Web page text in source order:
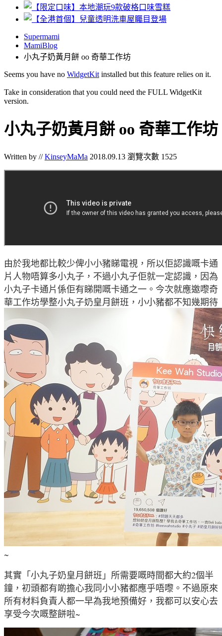
Supermami
MamiBlog
小丸子奶黃月餅 oo 奇華工作坊
Seems you have no WidgetKit installed but this feature relies on it.
Take in consideration that you could need the FULL WidgetKit
version.
小丸子奶黃月餅 oo 奇華工作坊
Written by //KinseyMaMa 2018.09.13 瀏覽次數 1525
由於我地都比較少俾小小豬睇電視，所以佢認識嘅卡通
片人物唔算多小丸子，不過小丸子佢就一定認識，因為
小丸子卡通片係佢有睇開嘅卡通之一。今次就應邀嚟奇
華工作坊學整小丸子奶皇月餅班，小小豬都不知幾期待
~
其實「小丸子奶皇月餅班」所需要嘅時間都大約2個半
鐘，初頭都有啲擔心我同小小豬都應乎唔嚟。不過原來
所有材料負責人都一早為我地預備好，我都可以安心去
享受今次嘅整餅啦~